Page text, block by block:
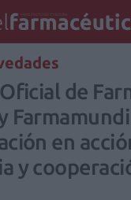
REGÍSTRATE
de
en
y